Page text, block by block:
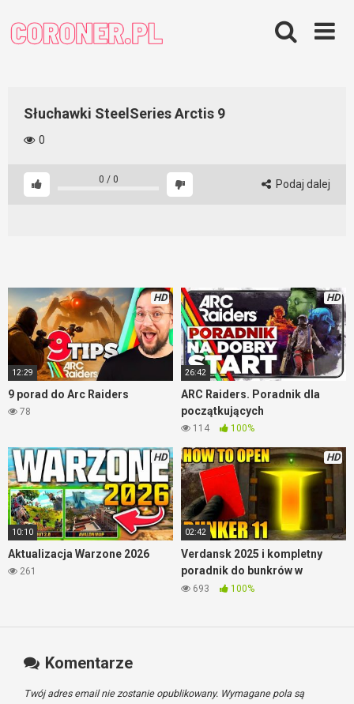
content
Słuchawki SteelSeries Arctis 9
0
0 / 0 Podaj dalej
HD
12:29
9 porad do Arc Raiders
78
HD
26:42
ARC Raiders. Poradnik dla
początkujących
114 100%
HD
10:10
Aktualizacja Warzone 2026
261
HD
02:42
Verdansk 2025 i kompletny
poradnik do bunkrów w
Warzone
693 100%
Komentarze
Twój adres email nie zostanie opublikowany. Wymagane pola są